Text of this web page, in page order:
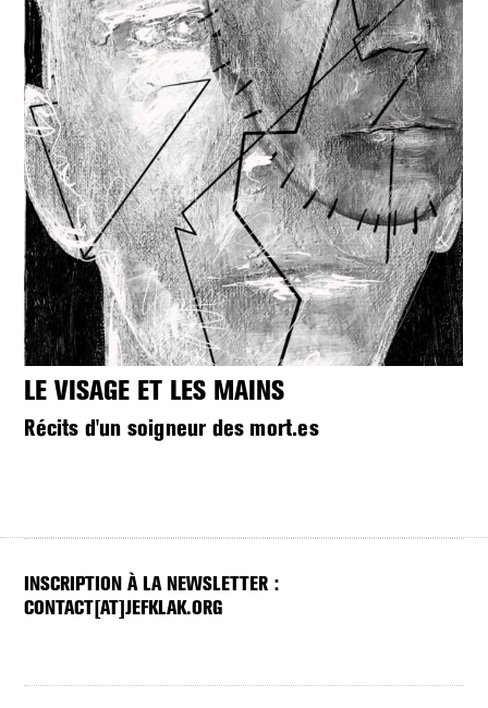
LE VISAGE ET LES MAINS
Récits d'un soigneur des mort.es
INSCRIPTION À LA NEWSLETTER :
CONTACT[AT]JEFKLAK.ORG